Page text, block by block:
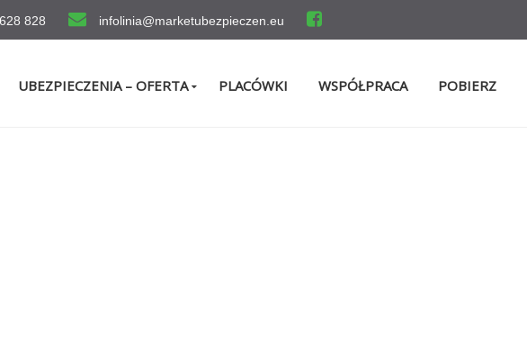
828 infolinia@marketubezpieczen.eu
UBEZPIECZENIA – OFERTA PLACÓWKI WSPÓŁPRACA POBIERZ